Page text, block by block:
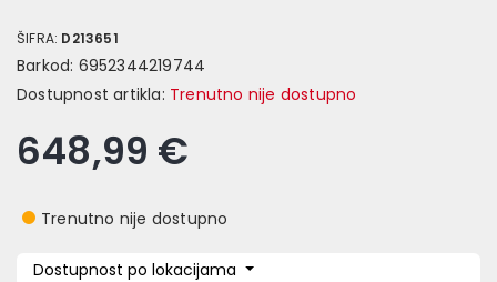
ŠIFRA: D213651
Barkod: 6952344219744
Dostupnost artikla: Trenutno nije dostupno
648,99 €
Trenutno nije dostupno
Dostupnost po lokacijama